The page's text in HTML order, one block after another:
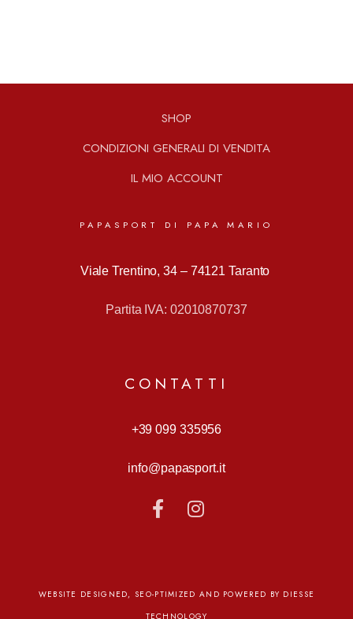
SHOP
CONDIZIONI GENERALI DI VENDITA
IL MIO ACCOUNT
PAPASPORT DI PAPA MARIO
Viale Trentino, 34 – 74121 Taranto
Partita IVA: 02010870737
CONTATTI
+39 099 335956
info@papasport.it
WEBSITE DESIGNED, SEO-PTIMIZED AND POWERED BY DIESSE
TECHNOLOGY